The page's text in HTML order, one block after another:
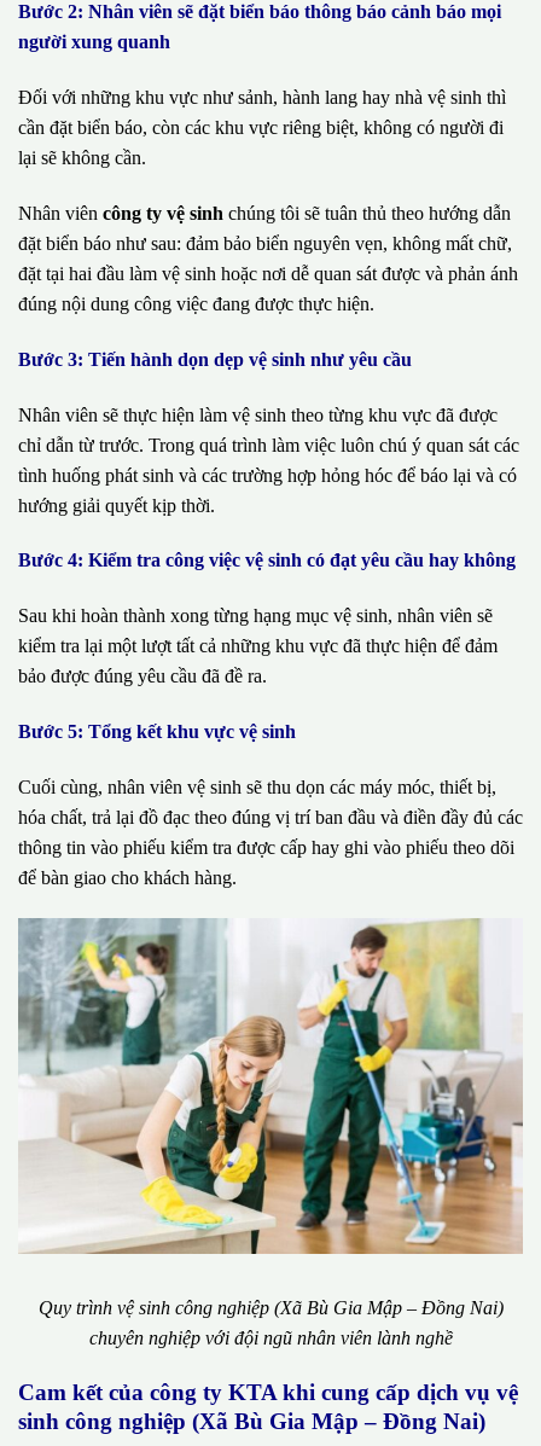
Bước 2: Nhân viên sẽ đặt biển báo thông báo cảnh báo mọi
người xung quanh
Đối với những khu vực như sảnh, hành lang hay nhà vệ sinh thì
cần đặt biển báo, còn các khu vực riêng biệt, không có người đi
lại sẽ không cần.
Nhân viên công ty vệ sinh chúng tôi sẽ tuân thủ theo hướng dẫn
đặt biển báo như sau: đảm bảo biển nguyên vẹn, không mất chữ,
đặt tại hai đầu làm vệ sinh hoặc nơi dễ quan sát được và phản ánh
đúng nội dung công việc đang được thực hiện.
Bước 3: Tiến hành dọn dẹp vệ sinh như yêu cầu
Nhân viên sẽ thực hiện làm vệ sinh theo từng khu vực đã được
chỉ dẫn từ trước. Trong quá trình làm việc luôn chú ý quan sát các
tình huống phát sinh và các trường hợp hỏng hóc để báo lại và có
hướng giải quyết kịp thời.
Bước 4: Kiểm tra công việc vệ sinh có đạt yêu cầu hay không
Sau khi hoàn thành xong từng hạng mục vệ sinh, nhân viên sẽ
kiểm tra lại một lượt tất cả những khu vực đã thực hiện để đảm
bảo được đúng yêu cầu đã đề ra.
Bước 5: Tổng kết khu vực vệ sinh
Cuối cùng, nhân viên vệ sinh sẽ thu dọn các máy móc, thiết bị,
hóa chất, trả lại đồ đạc theo đúng vị trí ban đầu và điền đầy đủ các
thông tin vào phiếu kiểm tra được cấp hay ghi vào phiếu theo dõi
để bàn giao cho khách hàng.
Quy trình vệ sinh công nghiệp (Xã Bù Gia Mập – Đồng Nai)
chuyên nghiệp với đội ngũ nhân viên lành nghề
Cam kết của công ty KTA khi cung cấp dịch vụ vệ
sinh công nghiệp (Xã Bù Gia Mập – Đồng Nai)